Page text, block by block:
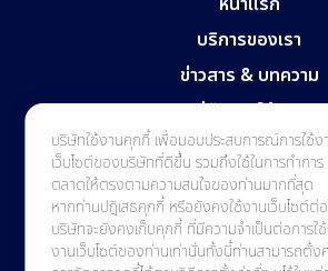
บริษัทใช้งานคุกกี้ เพื่อมอบประสบการณ์การใช้ง
เว็บไซต์ของบริษัทที่ดีขึ้น รวมถึงใช้ในการทำการ
ตลาดให้ตรงตามความสนใจของท่านมากที่สุด
หากท่านปฎิเสธคุกกี้ หรือยังคงใช้งานเว็บไซต์ต่อ
บริษัทจะยังคงเก็บคุกกี้ ที่มีความจำเป็นต่อการใช้
งานเว็บไซต์ของท่านเท่านั่นทั้งนี้ท่านสามารถตั้ง
บริการของเรา
ข่าวสาร & บทความ
คู่มือการใช้งาน
ติดต่อเรา
Room V3/20, StarWork Building
Thung Hotel Road, Wat Ket,
Mueang Chiang Mai, Chiang